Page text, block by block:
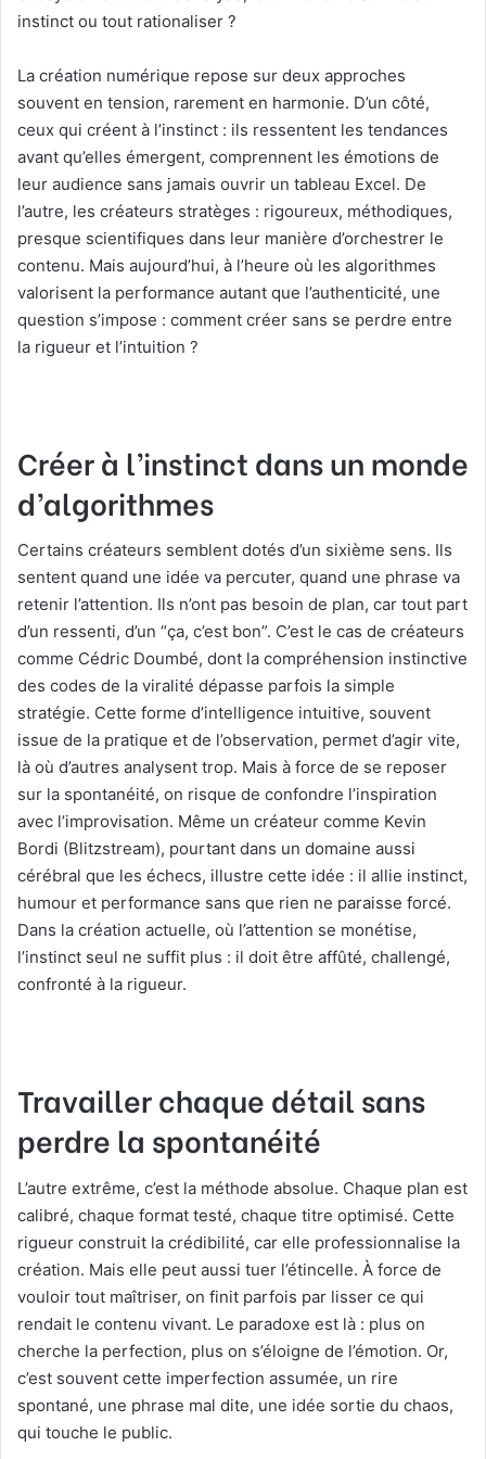
instinct ou tout rationaliser ?
La création numérique repose sur deux approches
souvent en tension, rarement en harmonie. D’un côté,
ceux qui créent à l’instinct : ils ressentent les tendances
avant qu’elles émergent, comprennent les émotions de
leur audience sans jamais ouvrir un tableau Excel. De
l’autre, les créateurs stratèges : rigoureux, méthodiques,
presque scientifiques dans leur manière d’orchestrer le
contenu. Mais aujourd’hui, à l’heure où les algorithmes
valorisent la performance autant que l’authenticité, une
question s’impose : comment créer sans se perdre entre
la rigueur et l’intuition ?
Créer à l’instinct dans un monde
d’algorithmes
Certains créateurs semblent dotés d’un sixième sens. Ils
sentent quand une idée va percuter, quand une phrase va
retenir l’attention. Ils n’ont pas besoin de plan, car tout part
d’un ressenti, d’un “ça, c’est bon”. C’est le cas de créateurs
comme Cédric Doumbé, dont la compréhension instinctive
des codes de la viralité dépasse parfois la simple
stratégie. Cette forme d’intelligence intuitive, souvent
issue de la pratique et de l’observation, permet d’agir vite,
là où d’autres analysent trop. Mais à force de se reposer
sur la spontanéité, on risque de confondre l’inspiration
avec l’improvisation. Même un créateur comme Kevin
Bordi (Blitzstream), pourtant dans un domaine aussi
cérébral que les échecs, illustre cette idée : il allie instinct,
humour et performance sans que rien ne paraisse forcé.
Dans la création actuelle, où l’attention se monétise,
l’instinct seul ne suffit plus : il doit être affûté, challengé,
confronté à la rigueur.
Travailler chaque détail sans
perdre la spontanéité
L’autre extrême, c’est la méthode absolue. Chaque plan est
calibré, chaque format testé, chaque titre optimisé. Cette
rigueur construit la crédibilité, car elle professionnalise la
création. Mais elle peut aussi tuer l’étincelle. À force de
vouloir tout maîtriser, on finit parfois par lisser ce qui
rendait le contenu vivant. Le paradoxe est là : plus on
cherche la perfection, plus on s’éloigne de l’émotion. Or,
c’est souvent cette imperfection assumée, un rire
spontané, une phrase mal dite, une idée sortie du chaos,
qui touche le public.